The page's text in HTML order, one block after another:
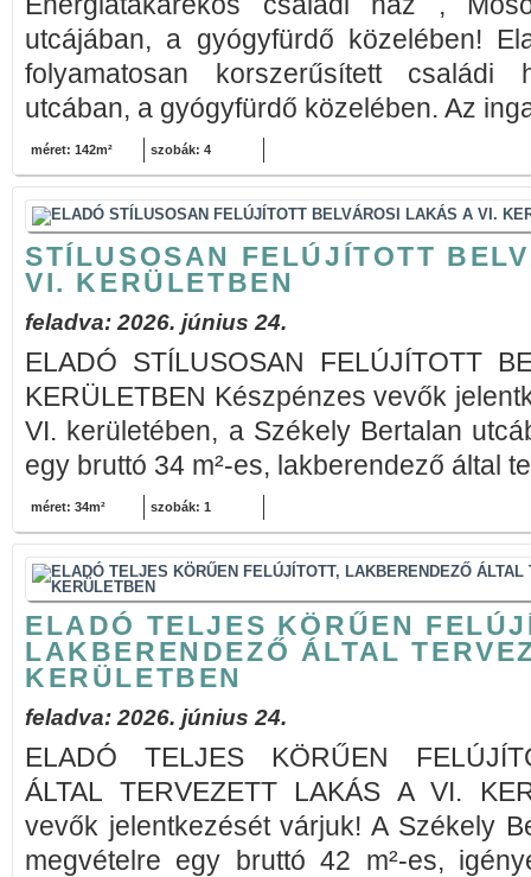
utcájában, a gyógyfürdő közelében!
folyamatosan korszerűsített családi
utcában, a gyógyfürdő közelében. Az
méret: 142m² szobák: 4
STÍLUSOSAN FELÚJÍTOTT
VI. KERÜLETBEN
feladva: 2026. június 24.
ELADÓ STÍLUSOSAN FELÚJÍTOTT
KERÜLETBEN Készpénzes vevők
VI. kerületében, a Székely Bertalan
egy bruttó 34 m²-es, lakberendező által
méret: 34m² szobák: 1
ELADÓ TELJES KÖRŰEN
LAKBERENDEZŐ ÁLTAL
KERÜLETBEN
feladva: 2026. június 24.
ELADÓ TELJES KÖRŰEN
ÁLTAL TERVEZETT LAKÁS A VI.
vevők jelentkezését várjuk! A Székely
megvételre egy bruttó 42 m²-es,